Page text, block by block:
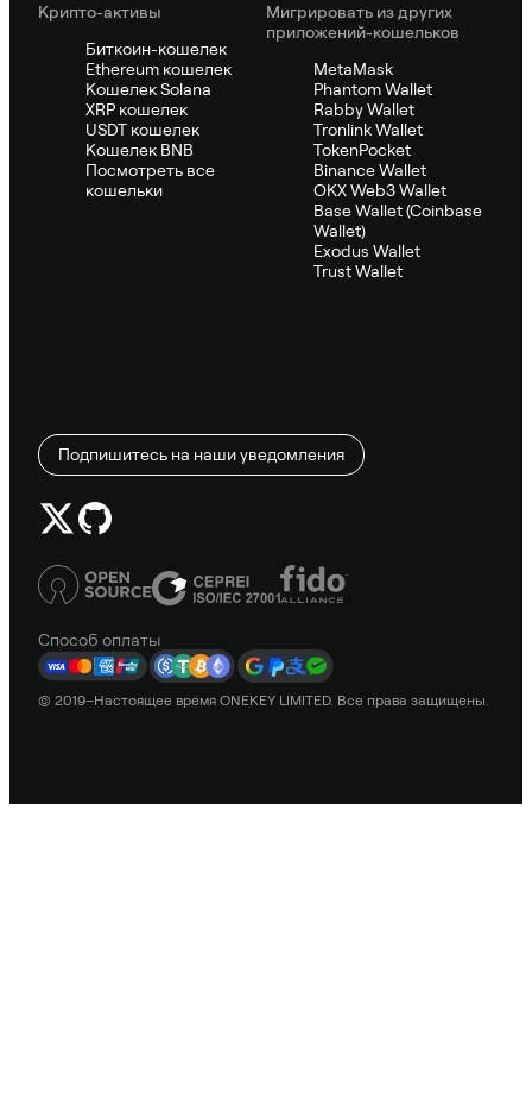
Крипто-активы
Биткоин-кошелек
Ethereum кошелек
Кошелек Solana
XRP кошелек
USDT кошелек
Кошелек BNB
Посмотреть все
кошельки
Мигрировать из других
приложений-кошельков
MetaMask
Phantom Wallet
Rabby Wallet
Tronlink Wallet
TokenPocket
Binance Wallet
OKX Web3 Wallet
Base Wallet (Coinbase
Wallet)
Exodus Wallet
Trust Wallet
Подпишитесь на наши уведомления
Способ оплаты
© 2019–Настоящее время ONEKEY LIMITED. Все права защищены.